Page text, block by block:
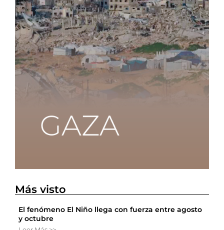
Más visto
El fenómeno El Niño llega con fuerza entre agosto
y octubre